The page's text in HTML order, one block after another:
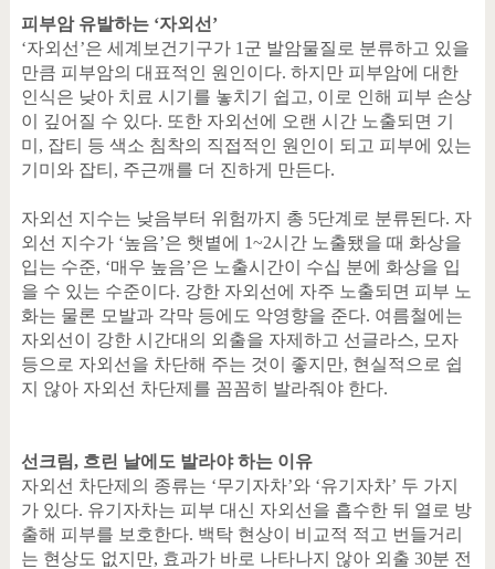
피부암 유발하는 ‘자외선 ’
‘자외선 ’은 세계보건기구가 1 군 발암물질로 분류하고 있을
만큼 피부암의 대표적인 원인이다. 하지만 피부암에 대한
인식은 낮아 치료 시기를 놓치기 쉽고, 이로 인해 피부 손상
이 깊어질 수 있다. 또한 자외선에 오랜 시간 노출되면 기
미 , 잡티 등 색소 침착의 직접적인 원인이 되고 피부에 있는
기미와 잡티 , 주근깨를 더 진하게 만든다.
자외선 지수는 낮음부터 위험까지 총 5단계로 분류된다. 자
외선 지수가 ‘높음’은 햇볕에 1~2시간 노출됐을 때 화상을
입는 수준, ‘매우 높음’은 노출시간이 수십 분에 화상을 입
을 수 있는 수준이다. 강한 자외선에 자주 노출되면 피부 노
화는 물론 모발과 각막 등에도 악영향을 준다. 여름철에는
자외선이 강한 시간대의 외출을 자제하고 선글라스, 모자
등으로 자외선을 차단해 주는 것이 좋지만, 현실적으로 쉽
지 않아 자외선 차단제를 꼼꼼히 발라줘야 한다.
선크림, 흐린 날에도 발라야 하는 이유
자외선 차단제의 종류는 ‘무기자차’와 ‘유기자차’ 두 가지
가 있다. 유기자차는 피부 대신 자외선을 흡수한 뒤 열로 방
출해 피부를 보호한다. 백탁 현상이 비교적 적고 번들거리
는 현상도 없지만, 효과가 바로 나타나지 않아 외출 30분 전